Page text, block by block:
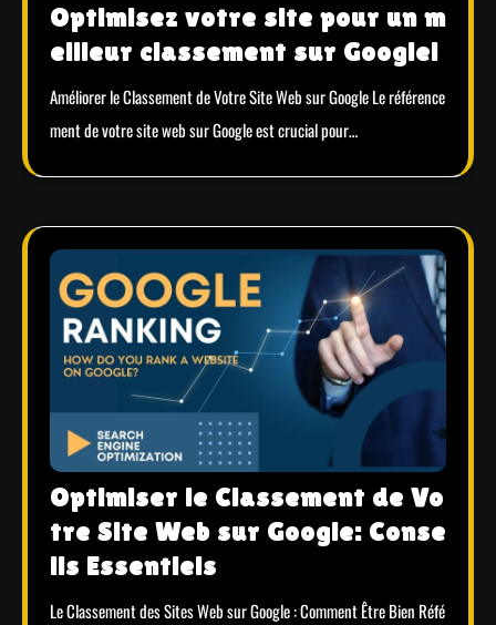
Optimisez votre site pour un m
eilleur classement sur Google!
Améliorer le Classement de Votre Site Web sur Google Le référence
ment de votre site web sur Google est crucial pour…
Optimiser le Classement de Vo
tre Site Web sur Google: Conse
ils Essentiels
Le Classement des Sites Web sur Google : Comment Être Bien Réfé